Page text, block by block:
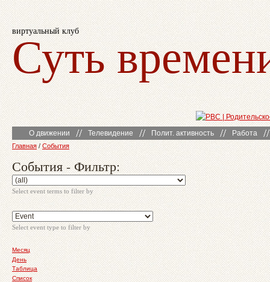
виртуальный клуб
Суть
О движении Телевидение Полит. активность Работа
Главная / События
События - Фильтр:
Select event terms to filter by
Select event type to filter by
Месяц
День
Таблица
Список